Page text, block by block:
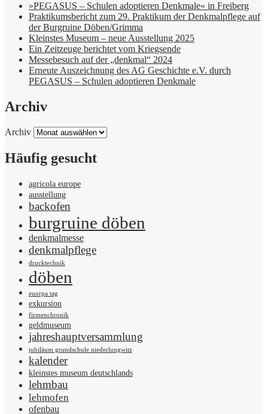
»PEGASUS – Schulen adoptieren Denkmale« in Freiberg
Praktikumsbericht zum 29. Praktikum der Denkmalpflege auf
der Burgruine Döben/Grimma
Kleinstes Museum – neue Ausstellung 2025
Ein Zeitzeuge berichtet vom Kriegsende
Messebesuch auf der „denkmal“ 2024
Erneute Auszeichnung des AG Geschichte e.V. durch
PEGASUS – Schulen adoptieren Denkmale
Archiv
Archiv
Häufig gesucht
agricola europe
ausstellung
backofen
burgruine döben
denkmalmesse
denkmalpflege
drucktechnik
döben
euorpa tag
exkursion
firmenchronik
geldmuseum
jahreshauptversammlung
jubiläum grundschule niederlungwitz
kalender
kleinstes museum deutschlands
lehmbau
lehmofen
ofenbau